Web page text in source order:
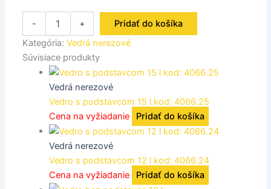
- +
Pridať do košíka
Kategória:Vedrá nerezové
Súvisiace produkty
Vedrá nerezové
Vedro s podstavcom 15 l kod: 4066.25
Cena na vyžiadanie
Pridať do košíka
Vedrá nerezové
Vedro s podstavcom 12 l kod: 4066.24
Cena na vyžiadanie
Pridať do košíka